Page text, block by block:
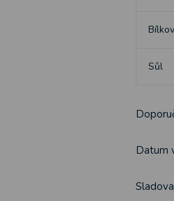
Sůl
Datum